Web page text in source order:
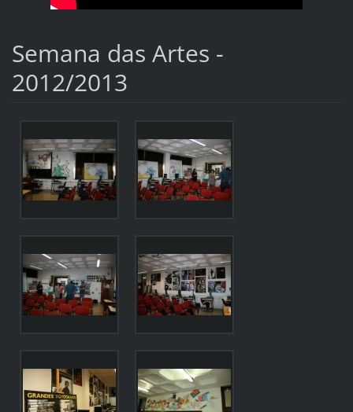
Semana das Artes -
2012/2013